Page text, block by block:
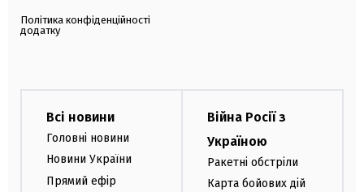
Політика конфіденційності
додатку
Всі новини
Головні новини
Новини України
Прямий ефір
Війна Росії з
Україною
Ракетні обстріли
Карта бойових дій